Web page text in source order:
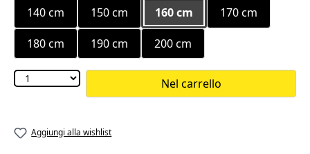
140 cm 150 cm 160 cm 170 cm
180 cm 190 cm 200 cm
Nel carrello
Aggiungi alla wishlist